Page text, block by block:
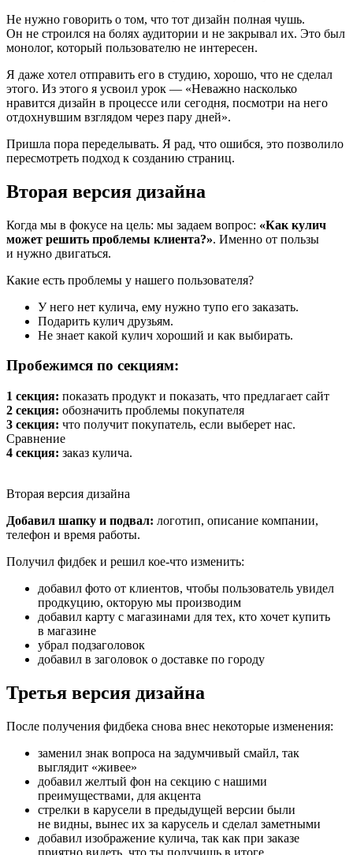
Не нужно говорить о том, что тот дизайн полная чушь.
Он не строился на болях аудитории и не закрывал их. Это был
монолог, который пользователю не интересен.
Я даже хотел отправить его в студию, хорошо, что не сделал
этого. Из этого я усвоил урок — «Неважно насколько
нравится дизайн в процессе или сегодня, посмотри на него
отдохнувшим взглядом через пару дней».
Пришла пора переделывать. Я рад, что ошибся, это позволило
пересмотреть подход к созданию страниц.
Вторая версия дизайна
Когда мы в фокусе на цель: мы задаем вопрос: «Как кулич
может решить проблемы клиента?». Именно от пользы
и нужно двигаться.
Какие есть проблемы у нашего пользователя?
У него нет кулича, ему нужно тупо его заказать.
Подарить кулич друзьям.
Не знает какой кулич хороший и как выбирать.
Пробежимся по секциям:
1 секция: показать продукт и показать, что предлагает сайт
2 секция: обозначить проблемы покупателя
3 секция: что получит покупатель, если выберет нас.
Сравнение
4 секция: заказ кулича.
Вторая версия дизайна
Добавил шапку и подвал: логотип, описание компании,
телефон и время работы.
Получил фидбек и решил кое-что изменить:
добавил фото от клиентов, чтобы пользователь увидел
продкуцию, окторую мы производим
добавил карту с магазинами для тех, кто хочет купить
в магазине
убрал подзаголовок
добавил в заголовок о доставке по городу
Третья версия дизайна
После получения фидбека снова внес некоторые изменения:
заменил знак вопроса на задумчивый смайл, так
выглядит «живее»
добавил желтый фон на секцию с нашими
преимуществами, для акцента
стрелки в карусели в предыдущей версии были
не видны, вынес их за карусель и сделал заметными
добавил изображение кулича, так как при заказе
приятно видеть, что ты получишь в итоге